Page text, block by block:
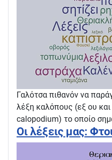
Γαλότσα πιθανόν να
λέξη καλόπους (εξ ου και
calopodium) το οποίο
Οι λέξεις μας: